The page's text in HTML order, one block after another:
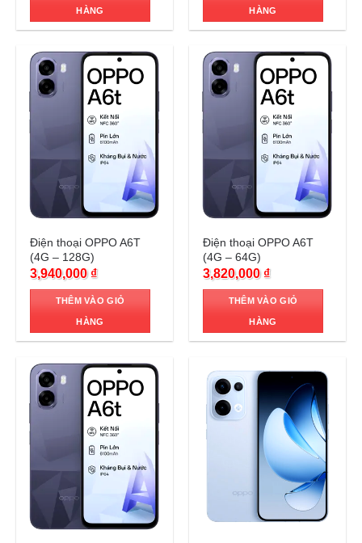
HÀNG HÀNG
Trả góp 0%
Điện thoại OPPO A6T
(4G – 128G)
3,940,000 ₫
THÊM VÀO GIỎ
HÀNG
Trả góp 0%
Điện thoại OPPO A6T
(4G – 64G)
3,820,000 ₫
THÊM VÀO GIỎ
HÀNG
Trả góp 0% Trả góp 0%